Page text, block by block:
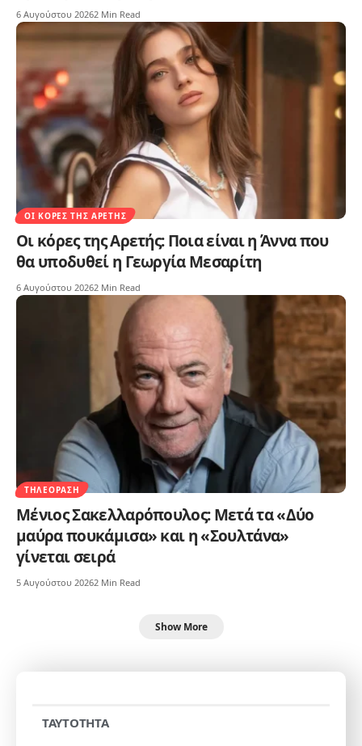
6 Αυγούστου 20262 Min Read
ΟΙ ΚΌΡΕΣ ΤΗΣ ΑΡΕΤΉΣ
Οι κόρες της Αρετής: Ποια είναι η Άννα που
θα υποδυθεί η Γεωργία Μεσαρίτη
6 Αυγούστου 20262 Min Read
ΤΗΛΕΌΡΑΣΗ
Μένιος Σακελλαρόπουλος: Μετά τα «Δύο
μαύρα πουκάμισα» και η «Σουλτάνα»
γίνεται σειρά
5 Αυγούστου 20262 Min Read
Show More
TAYTOTHTA